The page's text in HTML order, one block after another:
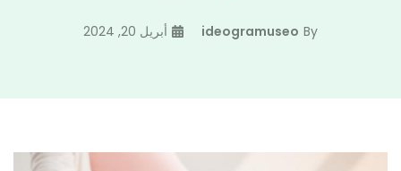
By
ideogramuseo أبريل 20, 2024